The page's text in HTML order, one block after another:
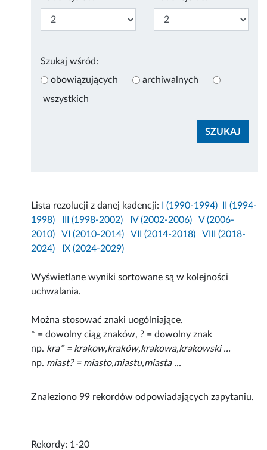
Szukaj wśród:
obowiązujących
archiwalnych
wszystkich
Lista rezolucji z danej kadencji: I (1990-1994)
II (1994-
1998)
III (1998-2002) IV (2002-2006)
V (2006-
2010)
VI (2010-2014) VII (2014-2018)
VIII (2018-
2024)
IX (2024-2029)
Wyświetlane wyniki sortowane są w kolejności
uchwalania.
Można stosować znaki uogólniające.
* = dowolny ciąg znaków, ? = dowolny znak
np. kra* = krakow,kraków,krakowa,krakowski ...
np. miast? = miasto,miastu,miasta ...
Znaleziono 99 rekordów odpowiadających zapytaniu.
Rekordy: 1-20